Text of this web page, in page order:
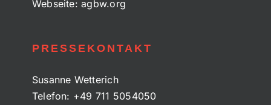
Webseite:agbw.org
PRESSEKONTAKT
Susanne Wetterich
Telefon: +49 711 5054050